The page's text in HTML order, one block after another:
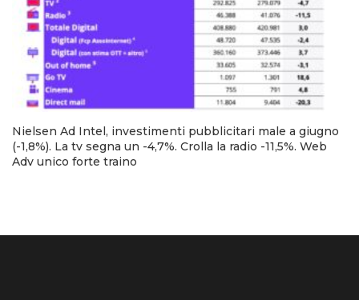
Nielsen Ad Intel, investimenti pubblicitari male a giugno
(-1,8%). La tv segna un -4,7%. Crolla la radio -11,5%. Web
Adv unico forte traino